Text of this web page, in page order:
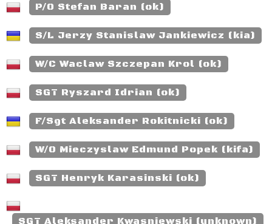
P/O Stefan Baran (ok)
S/L Jerzy Stanislaw Jankiewicz (kia)
W/C Waclaw Szczepan Krol (ok)
SGT Ryszard Idrian (ok)
F/Sgt Aleksander Rokitnicki (ok)
W/O Mieczyslaw Edmund Popek (kifa)
SGT Henryk Karasinski (ok)
SGT Aleksander Kwasniewski (unknown)